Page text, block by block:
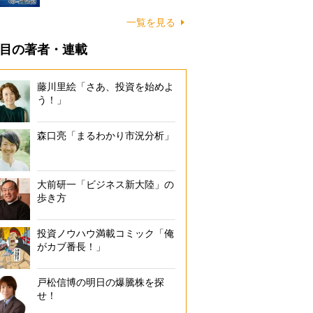
一覧を見る
の著者・連載
藤川里絵「さあ、投資を始めよ
う！」
森口亮「まるわかり市況分析」
大前研一「ビジネス新大陸」の
歩き方
投資ノウハウ満載コミック「俺
がカブ番長！」
戸松信博の明日の爆騰株を探
せ！